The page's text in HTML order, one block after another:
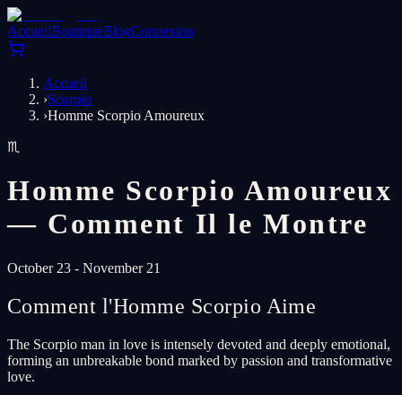
AccueilBoutiqueBlogConnexion
Accueil
›Scorpio
›Homme Scorpio Amoureux
♏
Homme Scorpio Amoureux
— Comment Il le Montre
October 23 - November 21
Comment l'Homme Scorpio Aime
The Scorpio man in love is intensely devoted and deeply emotional,
forming an unbreakable bond marked by passion and transformative
love.